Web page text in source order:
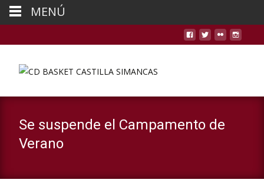
Se suspende el Campamento de
Verano
MENÚ